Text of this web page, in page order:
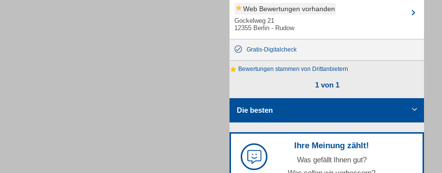
Web Bewertungen vorhanden
Gockelweg 21
12355 Berlin - Rudow
Gratis-Digitalcheck
Bewertungen stammen von Drittanbietern
1 von 1
Die besten
Ihre Meinung zählt!
Was gefällt Ihnen gut?